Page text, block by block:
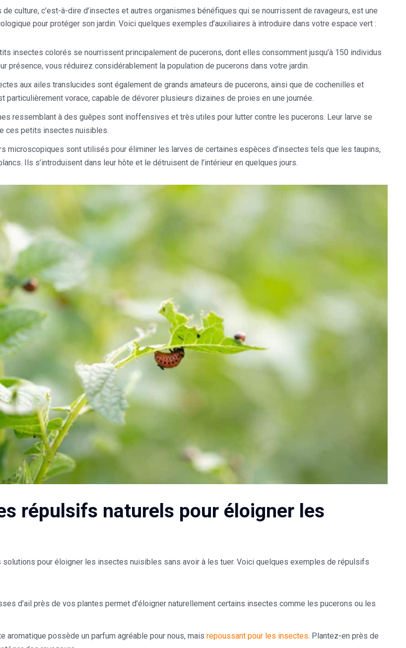
de culture, c’est-à-dire d’insectes et autres organismes bénéfiques qui se nourrissent de ravageurs, est une
pour protéger son jardin. Voici quelques exemples d’auxiliaires à introduire dans votre espace vert :
insectes colorés se nourrissent principalement de pucerons, dont elles consomment jusqu’à 150 individus
présence, vous réduirez considérablement la population de pucerons dans votre jardin.
aux ailes translucides sont également de grands amateurs de pucerons, ainsi que de cochenilles et
particulièrement vorace, capable de dévorer plusieurs dizaines de proies en une journée.
ressemblant à des guêpes sont inoffensives et très utiles pour lutter contre les pucerons. Leur larve se
ces petits insectes nuisibles.
microscopiques sont utilisés pour éliminer les larves de certaines espèces d’insectes tels que les taupins,
Ils s’introduisent dans leur hôte et le détruisent de l’intérieur en quelques jours.
répulsifs naturels pour éloigner les
pour éloigner les insectes nuisibles sans avoir à les tuer. Voici quelques exemples de répulsifs
d’ail près de vos plantes permet d’éloigner naturellement certains insectes comme les pucerons ou les
aromatique possède un parfum agréable pour nous, mais repoussant pour les insectes. Plantez-en près de